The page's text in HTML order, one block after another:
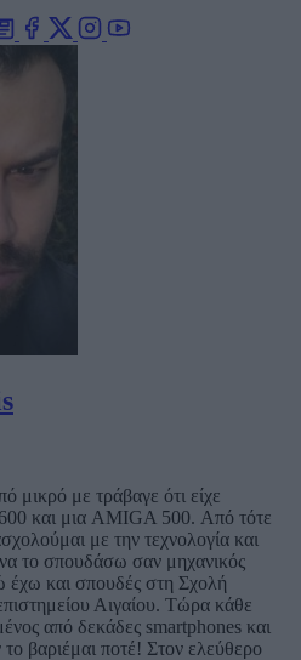
με τράβαγε ότι είχε
και μια AMIGA 500. Από τότε
με την τεχνολογία και
το σπουδάσω σαν μηχανικός
έχω και σπουδές στη Σχολή
Αιγαίου. Τώρα κάθε
από δεκάδες smartphones και
βαριέμαι ποτέ! Στον ελεύθερο